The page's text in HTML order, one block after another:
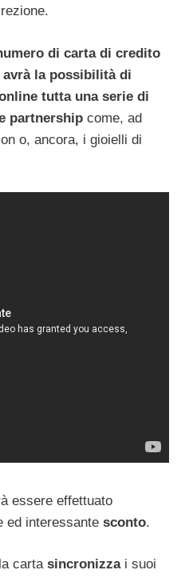
di carta di credito
la possibilità di
tutta una serie di
partnership come, ad
o, ancora, i gioielli di
essere effettuato
ed interessante sconto.
carta sincronizzai suoi